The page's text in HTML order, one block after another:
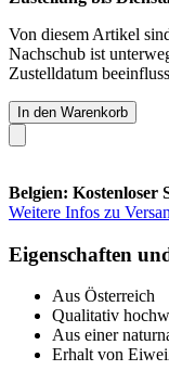
Von diesem Artikel
Nachschub ist
Zustelldatum
In den Warenkorb
Belgien: Kostenloser
Weitere Infos zu
Eigenschaften
Aus Österreich
Qualitativ
Aus einer
Erhalt von